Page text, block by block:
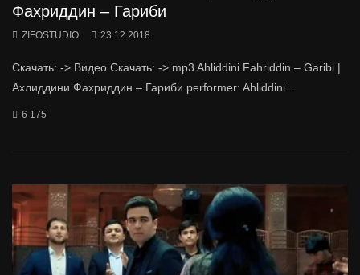
Фахриддин – Гариби
ZIFOSTUDIO 23.12.2018
Скачать: -> Видео Скачать: -> mp3 Ahliddini Fahriddin – Garibi |
Ахлиддини Фахриддин – Гариби performer: Ahliddini...
6 175